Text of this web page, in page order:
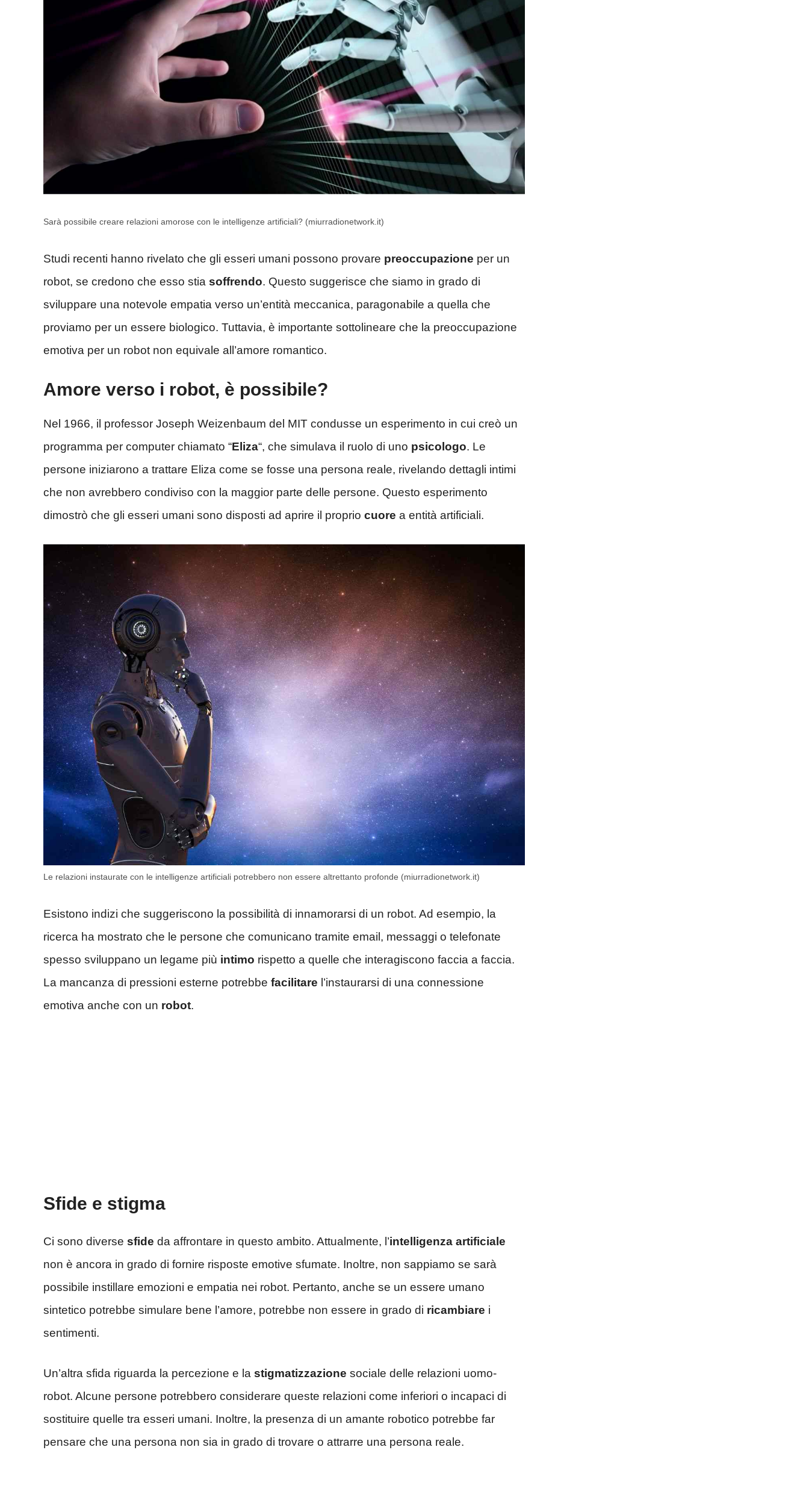
Sarà possibile creare relazioni amorose con le intelligenze artificiali? (miurradionetwork.it)
Studi recenti hanno rivelato che gli esseri umani possono provare preoccupazione per un
robot, se credono che esso stia soffrendo. Questo suggerisce che siamo in grado di
sviluppare una notevole empatia verso un’entità meccanica, paragonabile a quella che
proviamo per un essere biologico. Tuttavia, è importante sottolineare che la preoccupazione
emotiva per un robot non equivale all’amore romantico.
Amore verso i robot, è possibile?
Nel 1966, il professor Joseph Weizenbaum del MIT condusse un esperimento in cui creò un
programma per computer chiamato “Eliza“, che simulava il ruolo di uno psicologo. Le
persone iniziarono a trattare Eliza come se fosse una persona reale, rivelando dettagli intimi
che non avrebbero condiviso con la maggior parte delle persone. Questo esperimento
dimostrò che gli esseri umani sono disposti ad aprire il proprio cuore a entità artificiali.
Le relazioni instaurate con le intelligenze artificiali potrebbero non essere altrettanto profonde (miurradionetwork.it)
Esistono indizi che suggeriscono la possibilità di innamorarsi di un robot. Ad esempio, la
ricerca ha mostrato che le persone che comunicano tramite email, messaggi o telefonate
spesso sviluppano un legame più intimo rispetto a quelle che interagiscono faccia a faccia.
La mancanza di pressioni esterne potrebbe facilitare l’instaurarsi di una connessione
emotiva anche con un robot.
Sfide e stigma
Ci sono diverse sfide da affrontare in questo ambito. Attualmente, l’intelligenza artificiale
non è ancora in grado di fornire risposte emotive sfumate. Inoltre, non sappiamo se sarà
possibile instillare emozioni e empatia nei robot. Pertanto, anche se un essere umano
sintetico potrebbe simulare bene l’amore, potrebbe non essere in grado di ricambiare i
sentimenti.
Un’altra sfida riguarda la percezione e la stigmatizzazione sociale delle relazioni uomo-
robot. Alcune persone potrebbero considerare queste relazioni come inferiori o incapaci di
sostituire quelle tra esseri umani. Inoltre, la presenza di un amante robotico potrebbe far
pensare che una persona non sia in grado di trovare o attrarre una persona reale.